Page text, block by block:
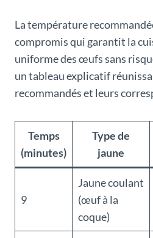
La température
compromis qui garantit la
uniforme des œufs sans
un tableau explicatif
recommandés et leurs
Temps
(minutes)
Type de
jaune
9
Jaune coulant
(œuf à la
coque)